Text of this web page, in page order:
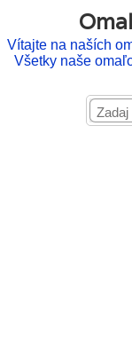
Vítajte na naších
Všetky naše